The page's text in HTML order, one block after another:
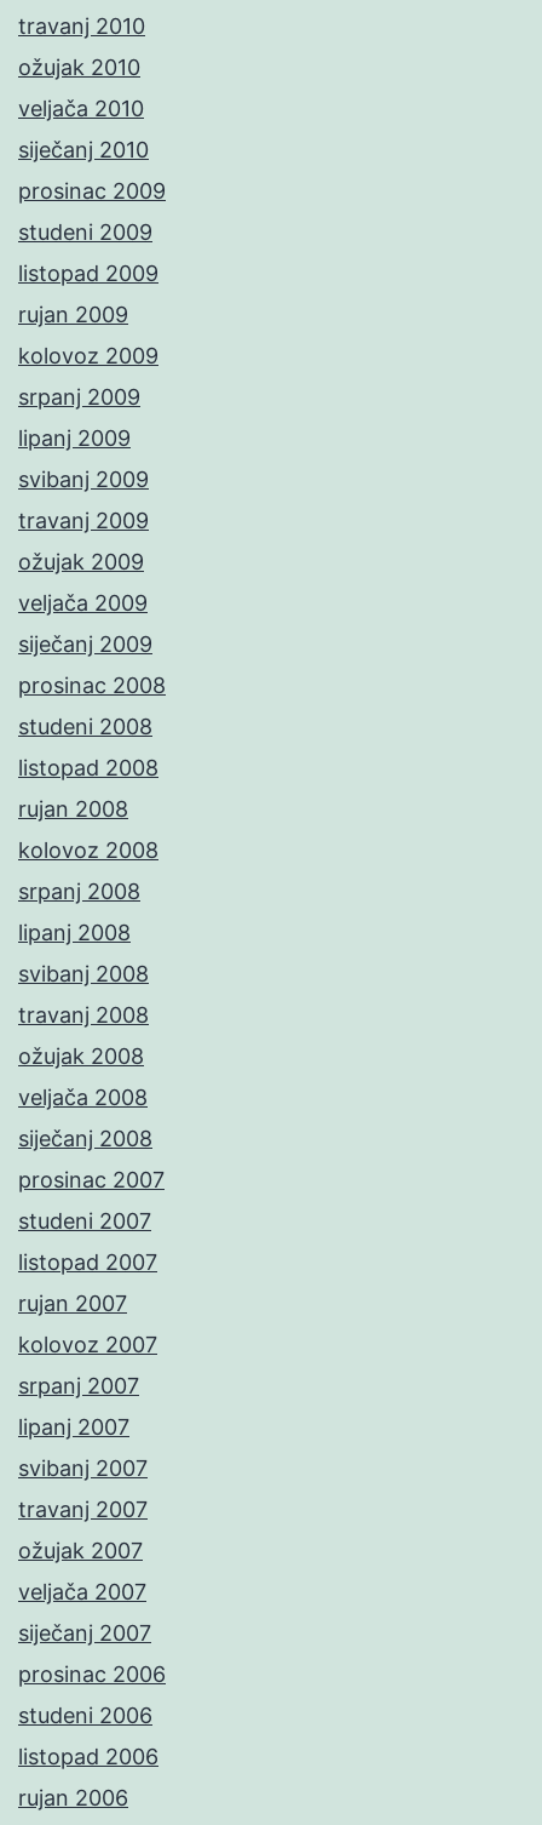
travanj 2010
ožujak 2010
veljača 2010
siječanj 2010
prosinac 2009
studeni 2009
listopad 2009
rujan 2009
kolovoz 2009
srpanj 2009
lipanj 2009
svibanj 2009
travanj 2009
ožujak 2009
veljača 2009
siječanj 2009
prosinac 2008
studeni 2008
listopad 2008
rujan 2008
kolovoz 2008
srpanj 2008
lipanj 2008
svibanj 2008
travanj 2008
ožujak 2008
veljača 2008
siječanj 2008
prosinac 2007
studeni 2007
listopad 2007
rujan 2007
kolovoz 2007
srpanj 2007
lipanj 2007
svibanj 2007
travanj 2007
ožujak 2007
veljača 2007
siječanj 2007
prosinac 2006
studeni 2006
listopad 2006
rujan 2006